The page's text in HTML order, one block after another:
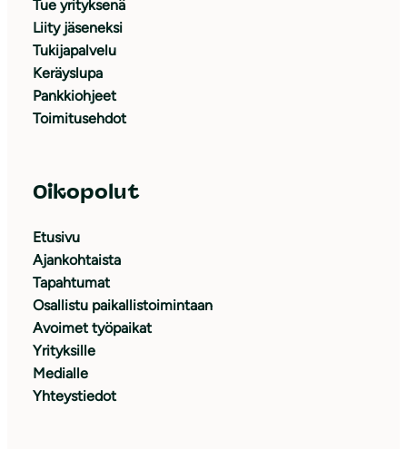
Tue yrityksenä
Liity jäseneksi
Tukijapalvelu
Keräyslupa
Pankkiohjeet
Toimitusehdot
Oikopolut
Etusivu
Ajankohtaista
Tapahtumat
Osallistu paikallistoimintaan
Avoimet työpaikat
Yrityksille
Medialle
Yhteystiedot